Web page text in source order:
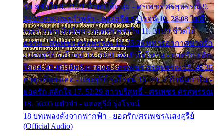
รัก สลักใจ 8. 21:21 น้ำตาไอ้หนุ่ม - ศรเพชร ศรสุพรรณ 9.
24:27 สามเณรกำพร้า - แสงสุรีย์ รุ่งโรจน์ 10. 28:08 ไม่มี
เวลาไปหาเมียน้อย - ยอดรัก สลักใจ 11. 31:29 ชีวิตไอ้
ธรรม - ศรเพชร ศรสุพรรณ 12. 35:26 ทหารอากาศขาดรัก
- แสงสุรีย์ รุ่งโรจน์ 13. 39:01 คนหัวใจโทรม - ยอดรัก สลัก
ใจ 14. 42:49 ไอ้หวังตายแน่ - ศรเพชร ศรสุพรรณ 15. 46:35
ธาตุแท้ของเธอ - แสงสุรีย์ รุ่งโรจน์ 16. 49:57 กำนันกำใน -
ยอดรัก สลักใจ 17. 52:29 สาวบริสุทธิ์ - ศรเพชร ศรสุพรรณ
18. 56:05 แต๋วจ๋า - แสงสุรีย์ รุ่งโรจน์
18 บทเพลงดังจากฟากฟ้า - ยอดรัก/ศรเพชร/แสงสุรีย์
(Official Audio)